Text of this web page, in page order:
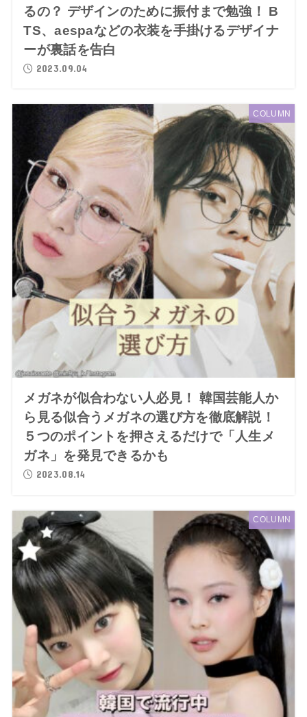
るの？ デザインのために振付まで勉強！ B
TS、aespaなどの衣装を手掛けるデザイナ
ーが裏話を告白
2023.09.04
COLUMN
メガネが似合わない人必見！ 韓国芸能人か
ら見る似合うメガネの選び方を徹底解説！
５つのポイントを押さえるだけで「人生メ
ガネ」を発見できるかも
2023.08.14
COLUMN